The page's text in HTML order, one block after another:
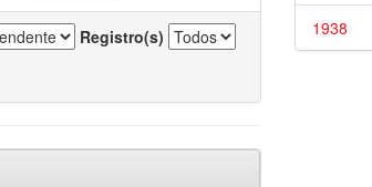
Registro(s) 1938